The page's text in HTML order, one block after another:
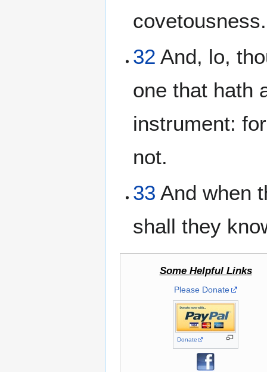
covetousness.
32 And, lo,
one that hath
instrument:
not.
33 And when
shall they
Some Helpful Links
Please Donate
Donate